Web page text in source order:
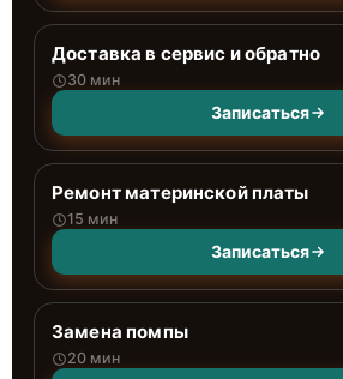
Доставка в сервис и обратно
30 мин
Записаться
Ремонт материнской платы
15 мин
Записаться
Замена помпы
20 мин